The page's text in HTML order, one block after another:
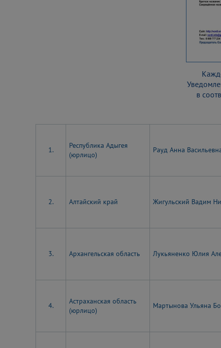
1.
Республика Адыгея
(юрлицо)
Рауд Анна
2. Алтайский край Жигульский Вадим
3. Архангельская область Лукьяненко Юлия
4.
Астраханская область
(юрлицо)
Мартынова Ульяна
в